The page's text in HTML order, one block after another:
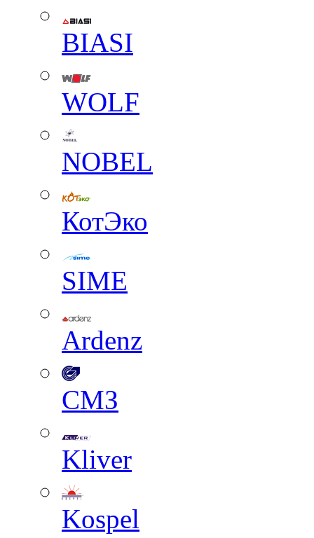
BIASI
WOLF
NOBEL
КотЭко
SIME
Ardenz
СМЗ
Kliver
Kospel